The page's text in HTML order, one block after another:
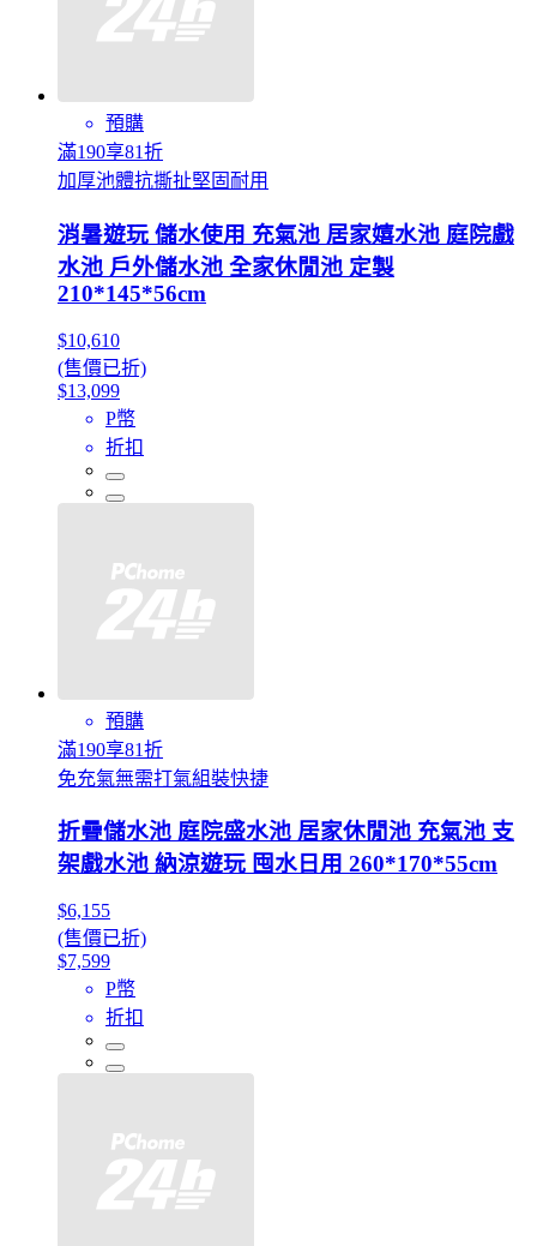
預購
滿190享81折
加厚池體抗撕扯堅固耐用
消暑遊玩 儲水使用 充氣池 居家嬉水池 庭院戲
水池 戶外儲水池 全家休閒池 定製
210*145*56cm
$10,610
(售價已折)
$13,099
P幣
折扣
預購
滿190享81折
免充氣無需打氣組裝快捷
折疊儲水池 庭院盛水池 居家休閒池 充氣池 支
架戲水池 納涼遊玩 囤水日用 260*170*55cm
$6,155
(售價已折)
$7,599
P幣
折扣